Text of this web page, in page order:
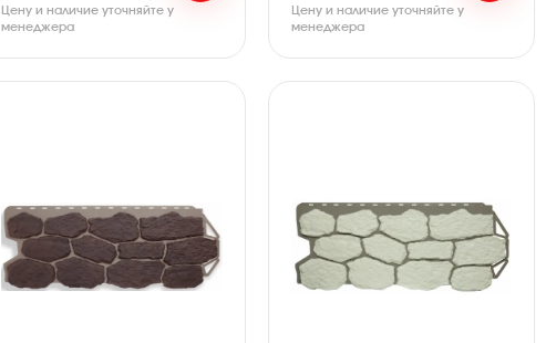
Цену и наличие уточняйте у
менеджера
Цену и наличие уточняйте у
менеджера